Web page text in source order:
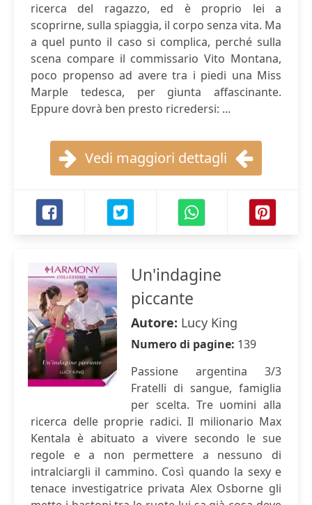
ricerca del ragazzo, ed è proprio lei a
scoprirne, sulla spiaggia, il corpo senza vita. Ma
a quel punto il caso si complica, perché sulla
scena compare il commissario Vito Montana,
poco propenso ad avere tra i piedi una Miss
Marple tedesca, per giunta affascinante.
Eppure dovrà ben presto ricredersi: ...
Vedi maggiori dettagli
Un'indagine
piccante
Autore: Lucy King
Numero di pagine: 139
Passione argentina 3/3
Fratelli di sangue, famiglia
per scelta. Tre uomini alla
ricerca delle proprie radici. Il milionario Max
Kentala è abituato a vivere secondo le sue
regole e a non permettere a nessuno di
intralciargli il cammino. Così quando la sexy e
tenace investigatrice privata Alex Osborne gli